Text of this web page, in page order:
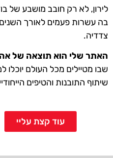
לירון, לא רק חובב מושבע של
בה עשרות פעמים לאורך
צדדיה.
האתר שלי הוא תוצאה של
שבו מטיילים מכל העולם יוכלו
שיתוף התובנות והטיפים
עוד קצת עליי